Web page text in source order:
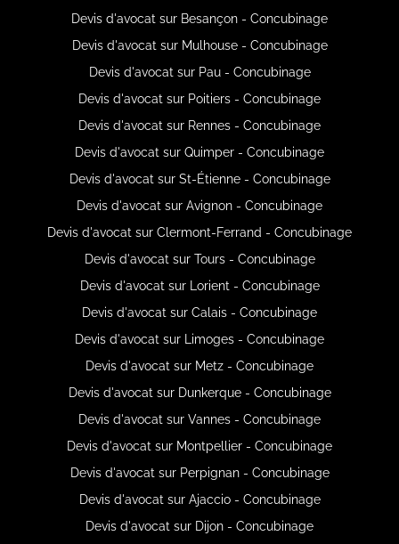
Devis d'avocat sur Besançon - Concubinage
Devis d'avocat sur Mulhouse - Concubinage
Devis d'avocat sur Pau - Concubinage
Devis d'avocat sur Poitiers - Concubinage
Devis d'avocat sur Rennes - Concubinage
Devis d'avocat sur Quimper - Concubinage
Devis d'avocat sur St-Étienne - Concubinage
Devis d'avocat sur Avignon - Concubinage
Devis d'avocat sur Clermont-Ferrand - Concubinage
Devis d'avocat sur Tours - Concubinage
Devis d'avocat sur Lorient - Concubinage
Devis d'avocat sur Calais - Concubinage
Devis d'avocat sur Limoges - Concubinage
Devis d'avocat sur Metz - Concubinage
Devis d'avocat sur Dunkerque - Concubinage
Devis d'avocat sur Vannes - Concubinage
Devis d'avocat sur Montpellier - Concubinage
Devis d'avocat sur Perpignan - Concubinage
Devis d'avocat sur Ajaccio - Concubinage
Devis d'avocat sur Dijon - Concubinage